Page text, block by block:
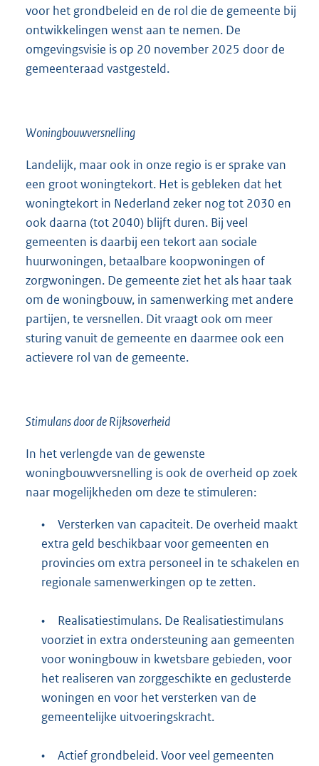
voor het grondbeleid en de rol die de gemeente bij
ontwikkelingen wenst aan te nemen. De
omgevingsvisie is op 20 november 2025 door de
gemeenteraad vastgesteld.
Woningbouwversnelling
Landelijk, maar ook in onze regio is er sprake van
een groot woningtekort. Het is gebleken dat het
woningtekort in Nederland zeker nog tot 2030 en
ook daarna (tot 2040) blijft duren. Bij veel
gemeenten is daarbij een tekort aan sociale
huurwoningen, betaalbare koopwoningen of
zorgwoningen. De gemeente ziet het als haar taak
om de woningbouw, in samenwerking met andere
partijen, te versnellen. Dit vraagt ook om meer
sturing vanuit de gemeente en daarmee ook een
actievere rol van de gemeente.
Stimulans door de Rijksoverheid
In het verlengde van de gewenste
woningbouwversnelling is ook de overheid op zoek
naar mogelijkheden om deze te stimuleren:
•
Versterken van capaciteit. De overheid maakt
extra geld beschikbaar voor gemeenten en
provincies om extra personeel in te schakelen en
regionale samenwerkingen op te zetten.
•
Realisatiestimulans. De Realisatiestimulans
voorziet in extra ondersteuning aan gemeenten
voor woningbouw in kwetsbare gebieden, voor
het realiseren van zorggeschikte en geclusterde
woningen en voor het versterken van de
gemeentelijke uitvoeringskracht.
•
Actief grondbeleid. Voor veel gemeenten